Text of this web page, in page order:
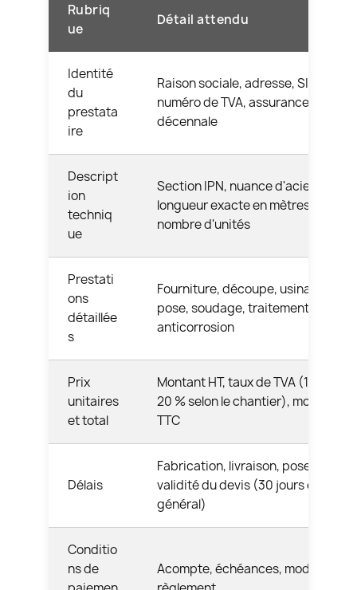
Rubriq
ue
Détail attendu
Identité
du
prestata
ire
Raison sociale, adresse, SIRET,
numéro de TVA, assurance
décennale
Descript
ion
techniq
ue
Section IPN, nuance d'acier,
longueur exacte en mètres,
nombre d'unités
Prestati
ons
détaillée
s
Fourniture, découpe, usinage,
pose, soudage, traitement
anticorrosion
Prix
unitaires
et total
Montant HT, taux de TVA (10 % ou
20 % selon le chantier), montant
TTC
Délais
Fabrication, livraison, pose,
validité du devis (30 jours en
général)
Conditio
ns de
Acompte, échéances, mode de